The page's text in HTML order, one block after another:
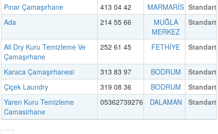
Pınar Çamaşırhane
413 04 42 MARMARİS Standart
Ada
214 55 66
MUĞLA
MERKEZ
Standart
All Dry Kuru Temizleme Ve
Çamaşırhane
252 61 45 FETHİYE Standart
Karaca Çamaşırhanesi 313 83 97 BODRUM
Standart
Çiçek Laundry
319 08 36 BODRUM
Standart
Yaren Kuru Temizleme
Camasirhane
05362739276 DALAMAN Standart